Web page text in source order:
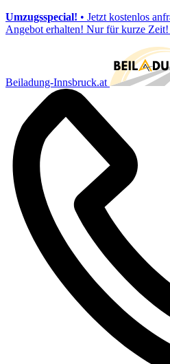
Umzugsspecial! • Jetzt kostenlos
Angebot erhalten! Nur für kurze Zeit!
Beiladung-Innsbruck.at